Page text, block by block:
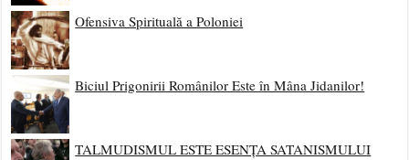
Ofensiva Spirituală a Poloniei
Biciul Prigonirii Românilor Este în Mâna Jidanilor!
TALMUDISMUL ESTE ESENȚA SATANISMULUI